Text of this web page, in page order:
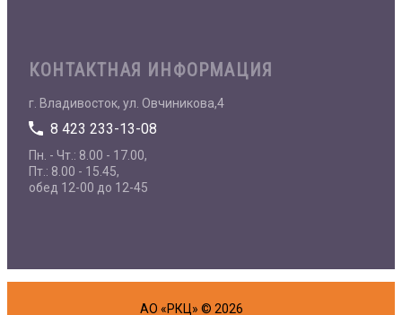
КОНТАКТНАЯ ИНФОРМАЦИЯ
г. Владивосток, ул. Овчиникова,4
8 423 233-13-08
Пн. - Чт.: 8.00 - 17.00,
Пт.: 8.00 - 15.45,
обед 12-00 до 12-45
АО «РКЦ» © 2026